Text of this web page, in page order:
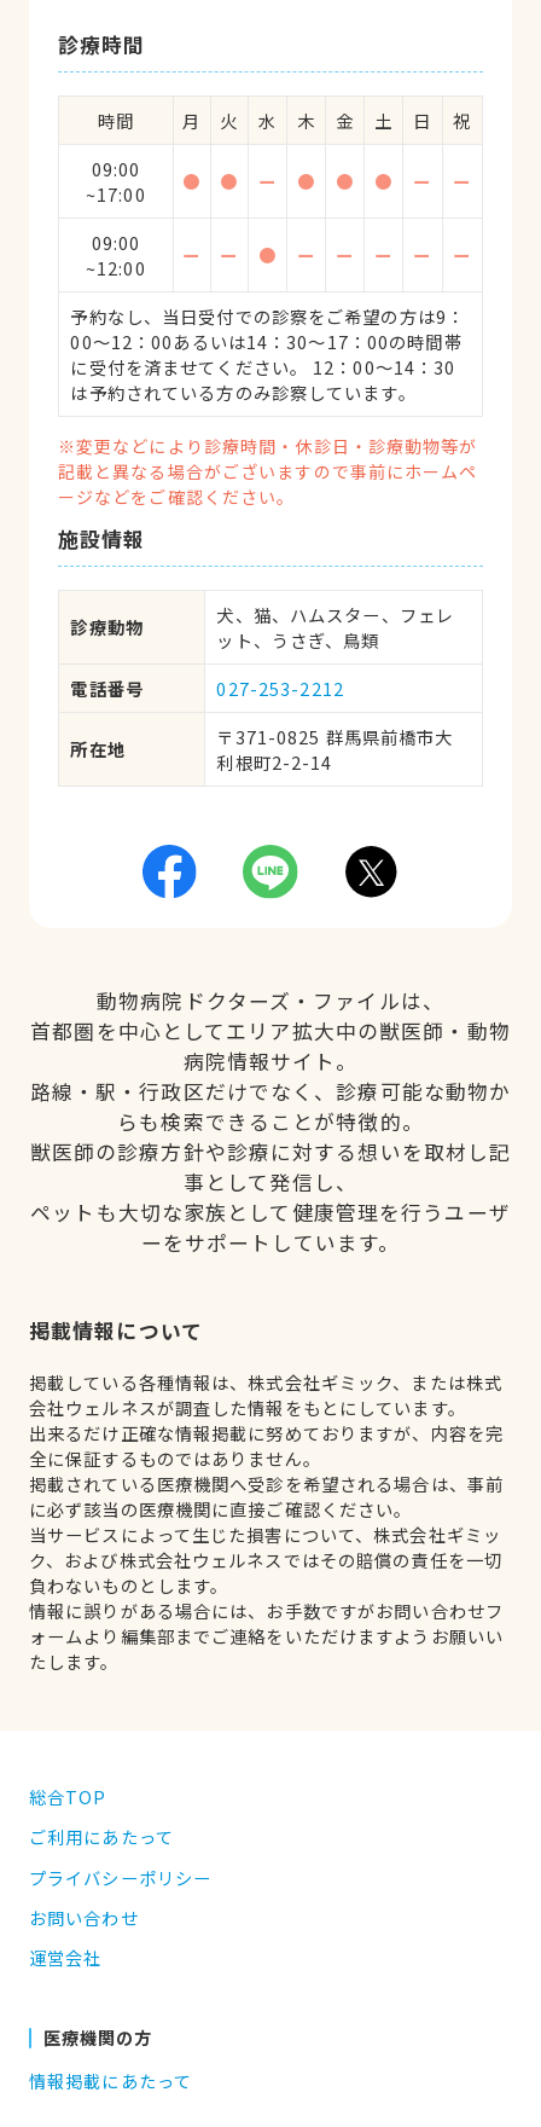
診療時間
時間 月 火 水 木 金 土 日
祝
09:00
~17:00
● ● ー ● ● ● ー ー
09:00
~12:00
ー ー ● ー ー ー ー ー
予約なし、当日受付での診察をご希望の方は9：
00～12：00あるいは14：30～17：00の時間帯
に受付を済ませてください。 12：00～14：30
は予約されている方のみ診察しています。
※変更などにより診療時間・休診日・診療動物等が
記載と異なる場合がございますので事前にホームペ
ージなどをご確認ください。
施設情報
診療動物
犬、猫、ハムスター、フェレ
ット、うさぎ、鳥類
電話番号
027-253-2212
所在地
〒371-0825 群馬県前橋市大
利根町2-2-14
動物病院ドクターズ・ファイルは、
首都圏を中心としてエリア拡大中の獣医師・動物
病院情報サイト。
路線・駅・行政区だけでなく、診療可能な動物か
らも検索できることが特徴的。
獣医師の診療方針や診療に対する想いを取材し記
事として発信し、
ペットも大切な家族として健康管理を行うユーザ
ーをサポートしています。
掲載情報について
掲載している各種情報は、株式会社ギミック、または株式
会社ウェルネスが調査した情報をもとにしています。
出来るだけ正確な情報掲載に努めておりますが、内容を完
全に保証するものではありません。
掲載されている医療機関へ受診を希望される場合は、事前
に必ず該当の医療機関に直接ご確認ください。
当サービスによって生じた損害について、株式会社ギミッ
ク、および株式会社ウェルネスではその賠償の責任を一切
負わないものとします。
情報に誤りがある場合には、お手数ですがお問い合わせフ
ォームより編集部までご連絡をいただけますようお願いい
たします。
総合TOP
ご利用にあたって
プライバシーポリシー
お問い合わせ
運営会社
医療機関の方
情報掲載にあたって